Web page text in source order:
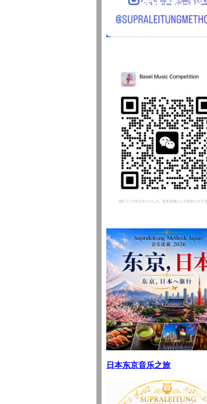
日本东京音乐之旅